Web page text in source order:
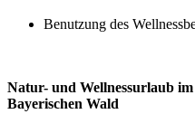
Benutzung des
Natur- und Wellnessurlaub
Bayerischen Wald